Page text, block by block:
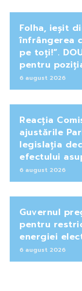
Folha, ieșit
înfrângerea
pe toți!”.
pentru
6 august 2026
Reacția
ajustările
legislația
efectului
6 august 2026
Guvernul
pentru
energiei
6 august 2026